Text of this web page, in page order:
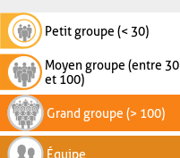
Petit groupe (< 30)
Moyen groupe (entre 30
et 100)
Grand groupe (> 100)
Équipe